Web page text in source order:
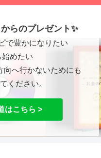
らのプレゼント✨
で豊かになりたい
めたい
向へ行かないためにも
ください。
はこちら >